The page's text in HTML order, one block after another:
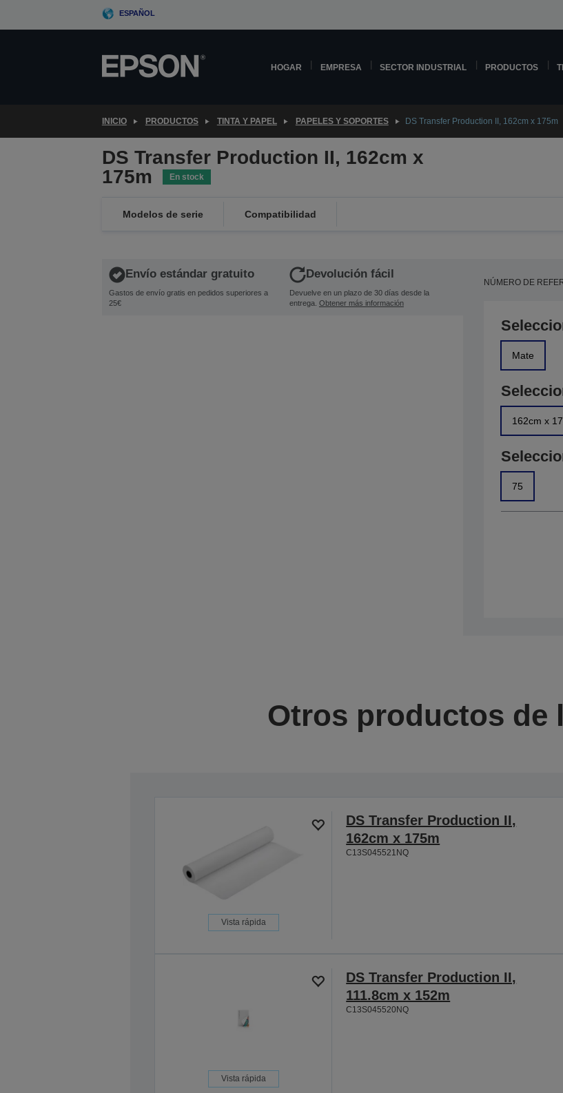
ESPAÑOL
HOGAR EMPRESA SECTOR INDUSTRIAL PRODUCTOS
INICIO PRODUCTOS TINTA Y PAPEL PAPELES Y SOPORTES DS Transfer Production II, 162cm x 175m
DS Transfer Production II, 162cm x
175m
En stock
Modelos de serie Compatibilidad
Envío estándar gratuito
Gastos de envío gratis en pedidos superiores a
25€
Devolución fácil
Devuelve en un plazo de 30 días desde la
entrega. Obtener más información
NÚMERO DE
Mate
162cm x
75
Otros productos de
Vista rápida
DS Transfer Production II,
162cm x 175m
C13S045521NQ
Vista rápida
DS Transfer Production II,
111.8cm x 152m
C13S045520NQ